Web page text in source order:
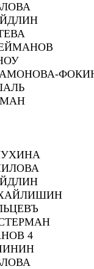
4